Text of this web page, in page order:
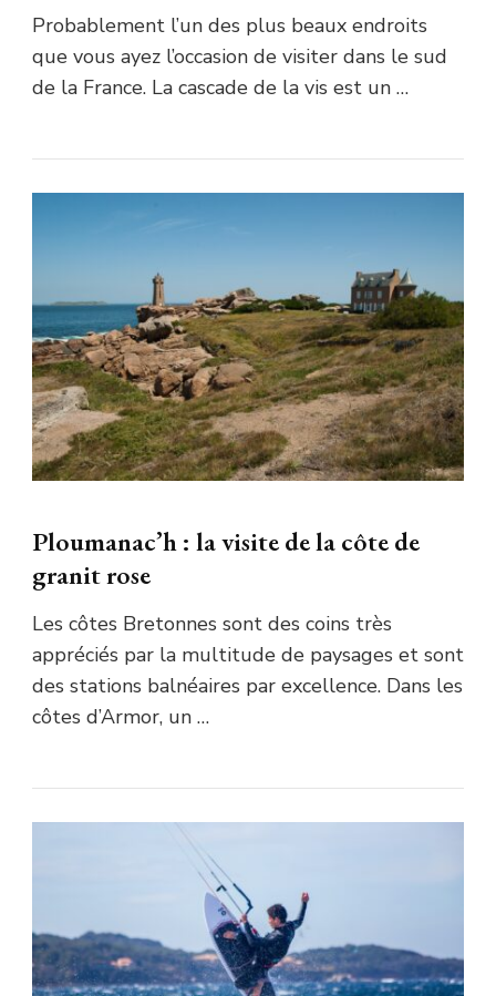
Probablement l’un des plus beaux endroits
que vous ayez l’occasion de visiter dans le sud
de la France. La cascade de la vis est un …
Ploumanac’h : la visite de la côte de
granit rose
Les côtes Bretonnes sont des coins très
appréciés par la multitude de paysages et sont
des stations balnéaires par excellence. Dans les
côtes d’Armor, un …